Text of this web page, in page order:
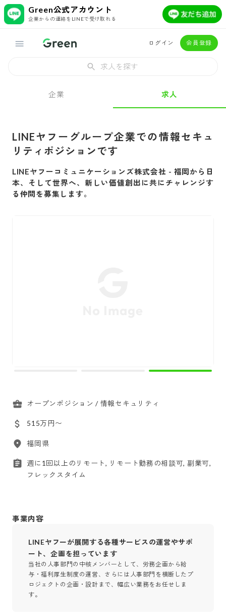
Green公式アカウント
企業からの連絡をLINEで受け取れる
ログイン 会員登録
求人を探す
企業 求人
LINEヤフーグループ企業での情報セキュ
リティポジションです
LINEヤフーコミュニケーションズ株式会社 - 福岡から日
本、そして世界へ、新しい価値創出に共にチャレンジす
る仲間を募集します。
オープンポジション / 情報セキュリティ
515万円〜
福岡県
週に1回以上のリモート, リモート勤務の相談可, 副業可,
フレックスタイム
事業内容
LINEヤフーが展開する各種サービスの運営やサポ
ート、企画を担っています
当社の人事部門の中核メンバーとして、労務企画から給
与・福利厚生制度の運営、さらには人事部門を横断したプ
ロジェクトの企画・設計まで、幅広い業務をお任せしま
す。